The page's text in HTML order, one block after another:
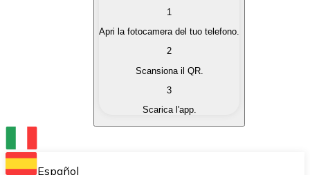
Acquista le criptovalute che ti interessano in modo
Converti le tue criptovalute in valuta fiat quando ne
Scambia una criptovaluta con un'altra
Conserva le tue cripto in un Wallet self-custodial.
1
Apri la fotocamera del tuo telefono.
2
Scansiona il QR.
3
Scarica l'app.
Español